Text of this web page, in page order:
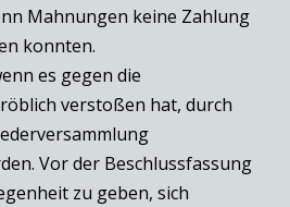
Mahnungen keine Zahlung
konnten.
es gegen die
verstoßen hat, durch
Vor der Beschlussfassung
zu geben, sich